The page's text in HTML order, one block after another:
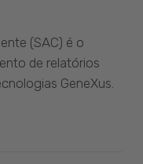
(SAC) é o
de relatórios
GeneXus.